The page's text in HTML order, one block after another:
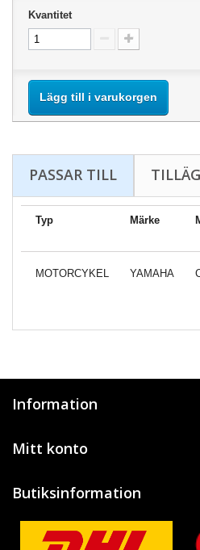
Kvantitet
Lägg till i varukorgen
PASSAR TILL
Typ Märke
MOTORCYKEL YAMAHA
Information
Mitt konto
Butiksinformation